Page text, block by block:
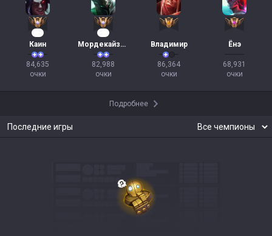
Каин
84,635
очки
Мордекайзер
82,988
очки
Владимир
86,364
очки
Ёнэ
68,931
очки
Подробнее
Последние игры